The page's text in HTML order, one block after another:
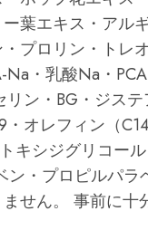
葉エキス・アル
プロリン・トレ
・乳酸Na・
ン・BG・ジステ
オレフィン（
キシジグリコー
・プロピルパラ
せん。 事前に十